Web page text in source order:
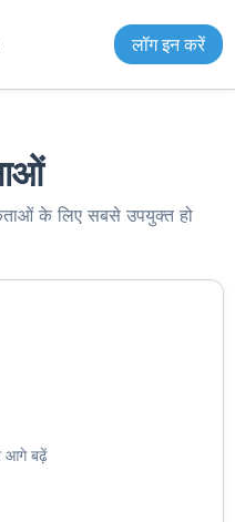
लॉग इन करें
के लिए सबसे उपयुक्त हो
आगे बढ़ें